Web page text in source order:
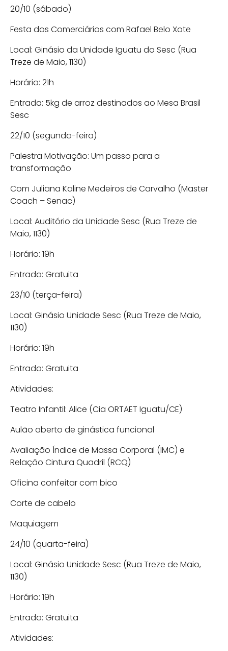
20/10 (sábado)
Festa dos Comerciários com Rafael Belo Xote
Local: Ginásio da Unidade Iguatu do Sesc (Rua
Treze de Maio, 1130)
Horário: 21h
Entrada: 5kg de arroz destinados ao Mesa Brasil
Sesc
22/10 (segunda-feira)
Palestra Motivação: Um passo para a
transformação
Com Juliana Kaline Medeiros de Carvalho (Master
Coach – Senac)
Local: Auditório da Unidade Sesc (Rua Treze de
Maio, 1130)
Horário: 19h
Entrada: Gratuita
23/10 (terça-feira)
Local: Ginásio Unidade Sesc (Rua Treze de Maio,
1130)
Horário: 19h
Entrada: Gratuita
Atividades:
Teatro Infantil: Alice (Cia ORTAET Iguatu/CE)
Aulão aberto de ginástica funcional
Avaliação Índice de Massa Corporal (IMC) e
Relação Cintura Quadril (RCQ)
Oficina confeitar com bico
Corte de cabelo
Maquiagem
24/10 (quarta-feira)
Local: Ginásio Unidade Sesc (Rua Treze de Maio,
1130)
Horário: 19h
Entrada: Gratuita
Atividades: